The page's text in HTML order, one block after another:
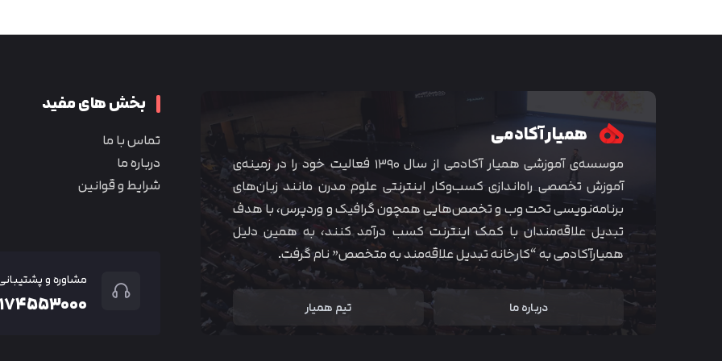
همیار آکادمی
موسسه‌ی آموزشی همیار آکادمی از سال ۱۳۹۰ فعالیت خود را در زمینه‌ی
آموزش تخصصی راه‌اندازی کسب‌و‌کار اینترنتی علوم مدرن مانند زبان‌های
برنامه‌نویسی تحت وب و تخصص‌هایی همچون گرافیک و وردپرس، با هدف
تبدیل علاقه‌مندان با کمک اینترنت کسب درآمد کنند، به همین دلیل
همیارآکادمی به “کارخانه تبدیل علاقه‌مند به متخصص” نام گرفت.
درباره ما تیم همیار
بخش های مفید
تماس با ما
درباره ما
شرایط و قوانین
مشاوره و